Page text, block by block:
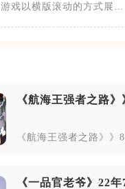
游戏以横版滚动的方式展
《航海王强者之路
《航海王强者之路》》
《一品官老爷》22